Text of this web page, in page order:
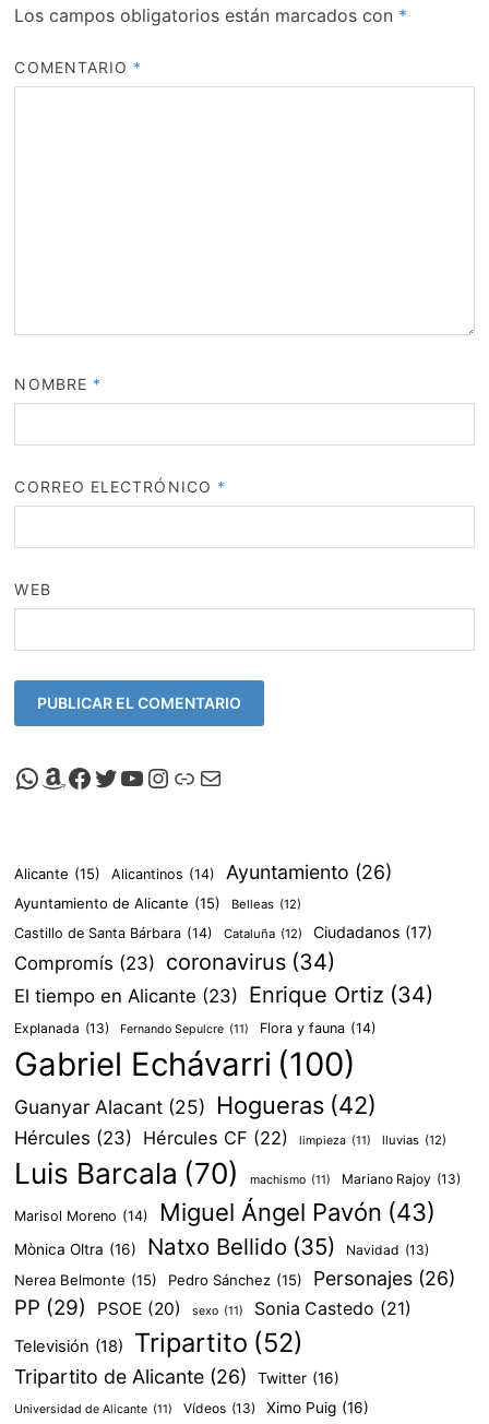
Los campos obligatorios están marcados con *
COMENTARIO *
NOMBRE *
CORREO ELECTRÓNICO *
WEB
Canal de Whatsapp de Viscalacant
Comprar en Amazon
Facebook de Viscalacant
Twitter de Viscalacant
Canal de Youtube de Viscalacant
Instagram de Viscalacant
Viscalacant en Polkaverse
Correo electrónico
Alicante (15) Alicantinos (14) Ayuntamiento (26)
Ayuntamiento de Alicante (15) Belleas (12)
Castillo de Santa Bárbara (14) Cataluña (12) Ciudadanos (17)
Compromís (23) coronavirus (34)
El tiempo en Alicante (23) Enrique Ortiz (34)
Explanada (13) Fernando Sepulcre (11) Flora y fauna (14)
Gabriel Echávarri (100)
Guanyar Alacant (25) Hogueras (42)
Hércules (23) Hércules CF (22) limpieza (11) lluvias (12)
Luis Barcala (70) machismo (11) Mariano Rajoy (13)
Marisol Moreno (14) Miguel Ángel Pavón (43)
Mònica Oltra (16) Natxo Bellido (35) Navidad (13)
Nerea Belmonte (15) Pedro Sánchez (15) Personajes (26)
PP (29) PSOE (20) sexo (11) Sonia Castedo (21)
Televisión (18) Tripartito (52)
Tripartito de Alicante (26) Twitter (16)
Universidad de Alicante (11) Vídeos (13) Ximo Puig (16)